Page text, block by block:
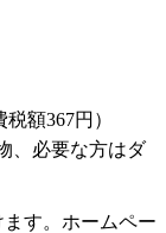
額367円）
、必要な方はダ
す。ホームペー